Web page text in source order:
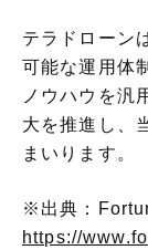
テラドローン
可能な運用体
ノウハウを汎
大を推進し、
まいります。
※出典：
https://